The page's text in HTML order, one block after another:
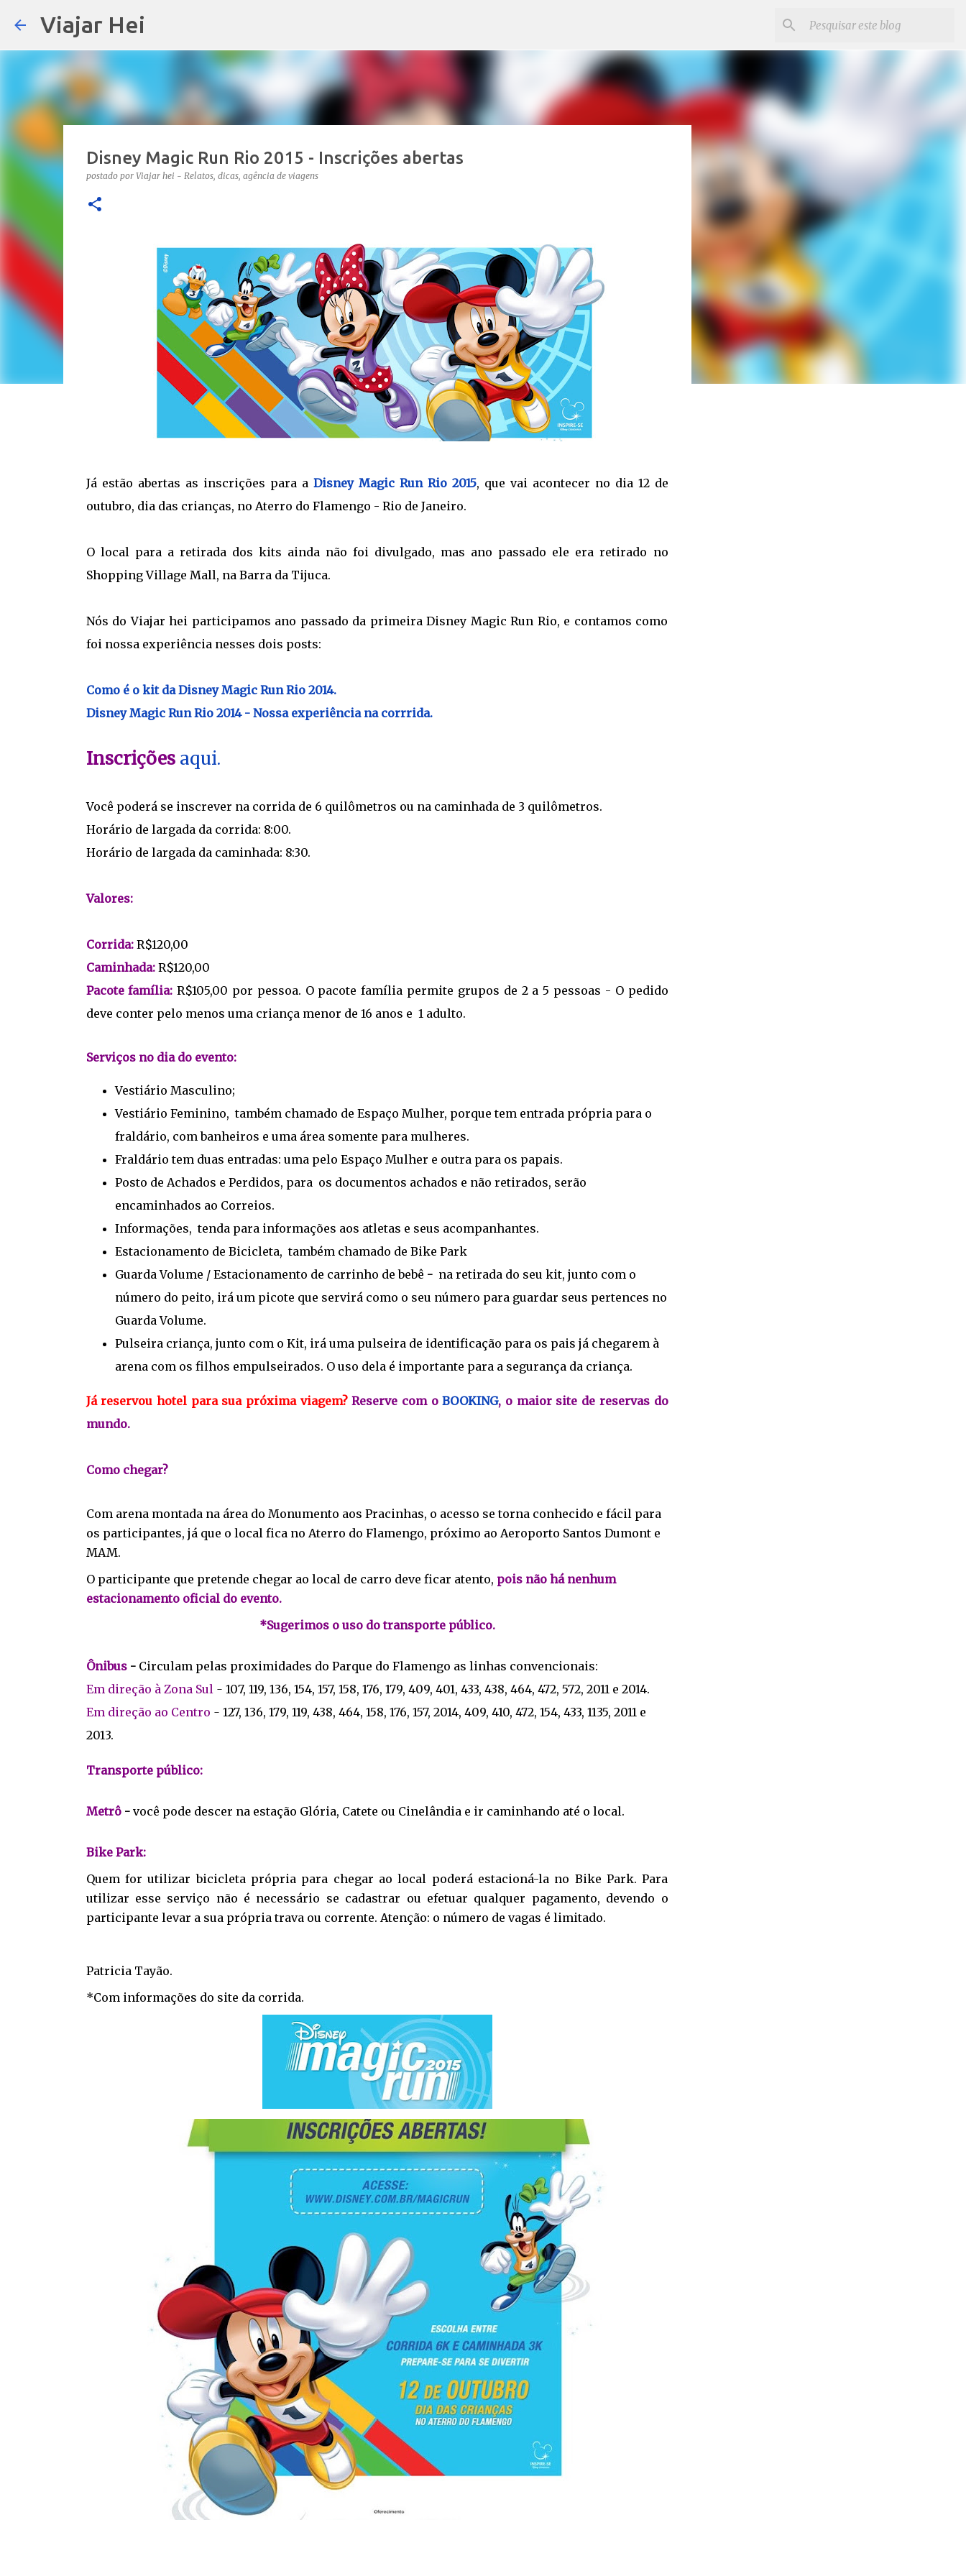
Viajar Hei
Disney Magic Run Rio 2015 - Inscrições abertas
postado por Viajar hei - Relatos, dicas, agência de viagens
Já estão abertas as inscrições para a Disney Magic Run Rio 2015, que vai acontecer no dia 12 de
outubro, dia das crianças, no Aterro do Flamengo - Rio de Janeiro.
O local para a retirada dos kits ainda não foi divulgado, mas ano passado ele era retirado no
Shopping Village Mall, na Barra da Tijuca.
Nós do Viajar hei participamos ano passado da primeira Disney Magic Run Rio, e contamos como
foi nossa experiência nesses dois posts:
Como é o kit da Disney Magic Run Rio 2014.
Disney Magic Run Rio 2014 - Nossa experiência na corrrida.
Inscrições aqui.
Você poderá se inscrever na corrida de 6 quilômetros ou na caminhada de 3 quilômetros.
Horário de largada da corrida: 8:00.
Horário de largada da caminhada: 8:30.
Valores:
Corrida:R$120,00
Caminhada:R$120,00
Pacote família: R$105,00 por pessoa. O pacote família permite grupos de 2 a 5 pessoas - O pedido
deve conter pelo menos uma criança menor de 16 anos e 1 adulto.
Serviços no dia do evento:
Vestiário Masculino;
Vestiário Feminino, também chamado de Espaço Mulher, porque tem entrada própria para o
fraldário, com banheiros e uma área somente para mulheres.
Fraldário tem duas entradas: uma pelo Espaço Mulher e outra para os papais.
Posto de Achados e Perdidos, paraos documentos achados e não retirados, serão
encaminhados ao Correios.
Informações, tenda para informações aos atletas e seus acompanhantes.
Estacionamento de Bicicleta, também chamado de Bike Park
Guarda Volume / Estacionamento de carrinho de bebê -na retirada do seu kit, junto com o
número do peito, irá um picote que servirá como o seu número para guardar seus pertences no
Guarda Volume.
Pulseira criança, junto com o Kit, irá uma pulseira de identificação para os pais já chegarem à
arena com os filhos empulseirados. O uso dela é importante para a segurança da criança.
Já reservou hotel para sua próxima viagem?Reserve com oBOOKING, o maior site de reservas do
mundo.
Como chegar?
Com arena montada na área do Monumento aos Pracinhas, o acesso se torna conhecido e fácil para
os participantes, já que o local fica no Aterro do Flamengo, próximo ao Aeroporto Santos Dumont e
MAM.
O participante que pretende chegar ao local de carro deve ficar atento, pois não há nenhum
estacionamento oficial do evento.
*Sugerimos o uso do transporte público.
Ônibus - Circulam pelas proximidades do Parque do Flamengo as linhas convencionais:
Em direção à Zona Sul- 107, 119, 136, 154, 157, 158, 176, 179, 409, 401, 433, 438, 464, 472, 572, 2011 e 2014.
Em direção ao Centro - 127, 136, 179, 119, 438, 464, 158, 176, 157, 2014, 409, 410, 472, 154, 433, 1135, 2011 e
2013.
Transporte público:
Metrô - você pode descer na estação Glória, Catete ou Cinelândia e ir caminhando até o local.
Bike Park:
Quem for utilizar bicicleta própria para chegar ao local poderá estacioná-la no Bike Park. Para
utilizar esse serviço não é necessário se cadastrar ou efetuar qualquer pagamento, devendo o
participante levar a sua própria trava ou corrente. Atenção: o número de vagas é limitado.
Patricia Tayão.
*Com informações do site da corrida.